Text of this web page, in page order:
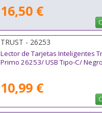
16,50 €
TRUST - 26253
Lector de Tarjetas Inteligentes
Primo 26253/ USB Tipo-C/ Negro
10,99 €